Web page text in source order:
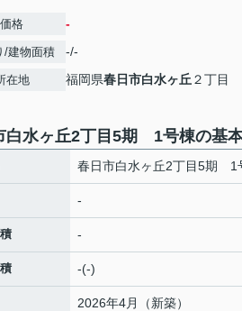
価格 -
/建物面積 -/-
在地 福岡県春日市白水ヶ丘 ２丁目
白水ヶ丘2丁目5期 1号棟の基
春日市白水ヶ丘2丁目5期 1
-
-
-(-)
2026年4月（新築）